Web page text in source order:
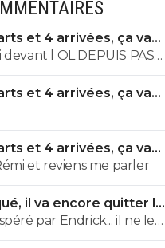
et 4 arrivées, ça va
devant l OL DEPUIS PAS
DE TPS? lol. t es tro malin toi
et 4 arrivées, ça va
et 4 arrivées, ça va
et reviens me parler
il va encore quitter le
par Endrick... il ne le
Quand